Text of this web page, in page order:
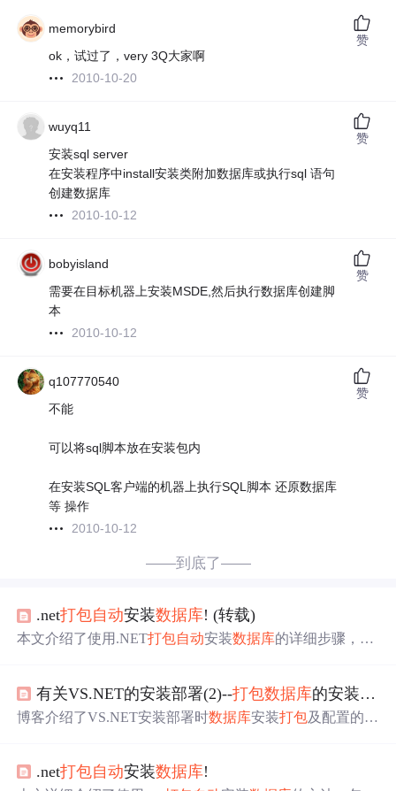
memorybird
ok，试过了，very 3Q大家啊
2010-10-20
赞
wuyq11
安装sql server
在安装程序中install安装类附加数据库或执行sql 语句
创建数据库
2010-10-12
赞
bobyisland
需要在目标机器上安装MSDE,然后执行数据库创建脚
本
2010-10-12
赞
q107770540
不能
可以将sql脚本放在安装包内
在安装SQL客户端的机器上执行SQL脚本 还原数据库
等 操作
2010-10-12
赞
——到底了——
.net打包自动安装数据库! (转载)
本文介绍了使用.NET打包自动安装数据库的详细步骤，包
方法，以及数据库脚本和文件的处理。
有关VS.NET的安装部署(2)--打包数据库的安装与配置
博客介绍了VS.NET安装部署时数据库安装打包及配置的方
打印设置的两种方法，一是通过注册表修改，二是使用Jav
.net打包自动安装数据库!